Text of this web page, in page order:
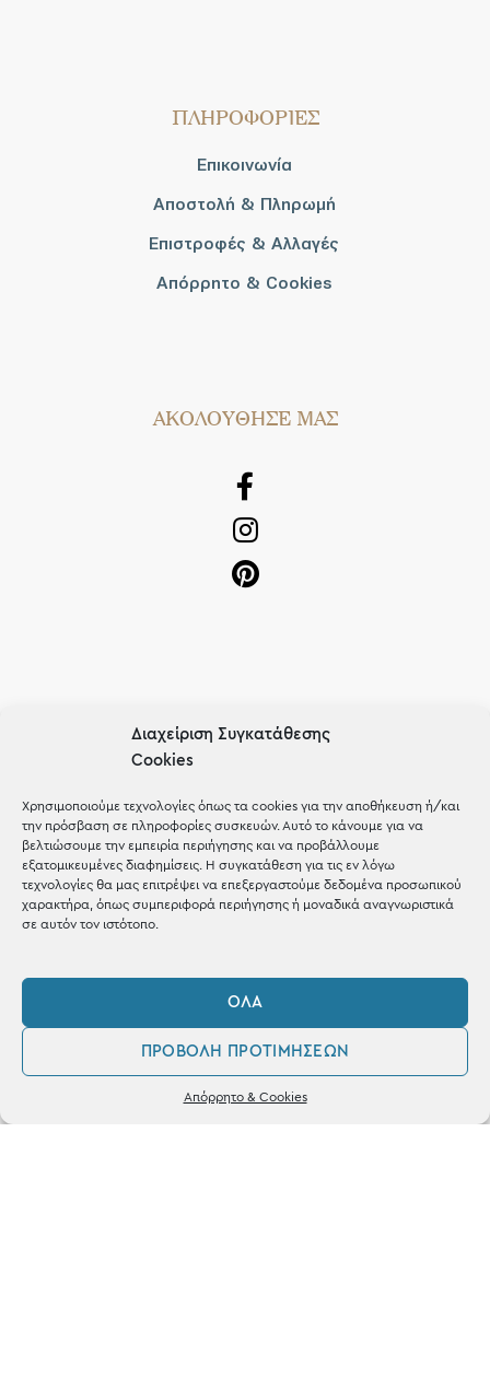
Διαχείριση Συγκατάθεσης
Cookies
Χρησιμοποιούμε τεχνολογίες όπως τα cookies για την αποθήκευση ή/και
την πρόσβαση σε πληροφορίες συσκευών. Αυτό το κάνουμε για να
βελτιώσουμε την εμπειρία περιήγησης και να προβάλλουμε
εξατομικευμένες διαφημίσεις. Η συγκατάθεση για τις εν λόγω
τεχνολογίες θα μας επιτρέψει να επεξεργαστούμε δεδομένα προσωπικού
χαρακτήρα, όπως συμπεριφορά περιήγησης ή μοναδικά αναγνωριστικά
σε αυτόν τον ιστότοπο.
ΌΛΑ
ΠΡΟΒΟΛΉ ΠΡΟΤΙΜΉΣΕΩΝ
Απόρρητο & Cookies
ΠΛΗΡΟΦΟΡΙΕΣ
Επικοινωνία
Αποστολή & Πληρωμή
Επιστροφές & Αλλαγές
Απόρρητο & Cookies
AΚΟΛΟΥΘΗΣΕ ΜΑΣ
Μέχρι 30€
Blog
Shop the look
2421 217300
0